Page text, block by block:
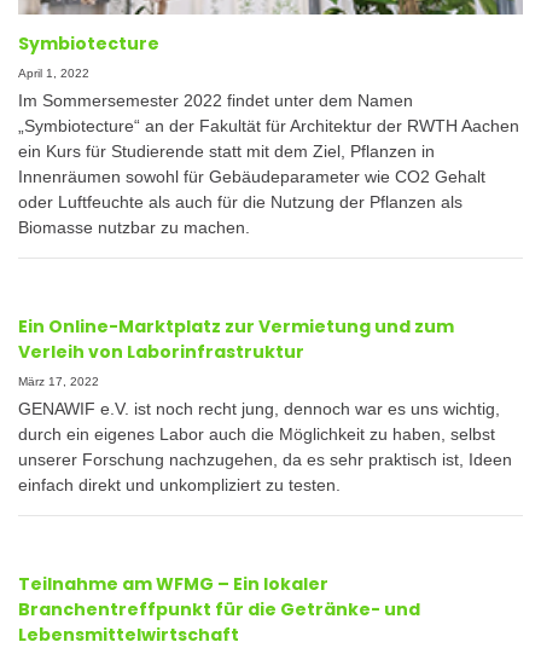
Symbiotecture
April 1, 2022
Im Sommersemester 2022 findet unter dem Namen
„Symbiotecture“ an der Fakultät für Architektur der RWTH Aachen
ein Kurs für Studierende statt mit dem Ziel, Pflanzen in
Innenräumen sowohl für Gebäudeparameter wie CO2 Gehalt
oder Luftfeuchte als auch für die Nutzung der Pflanzen als
Biomasse nutzbar zu machen.
Ein Online-Marktplatz zur Vermietung und zum
Verleih von Laborinfrastruktur
März 17, 2022
GENAWIF e.V. ist noch recht jung, dennoch war es uns wichtig,
durch ein eigenes Labor auch die Möglichkeit zu haben, selbst
unserer Forschung nachzugehen, da es sehr praktisch ist, Ideen
einfach direkt und unkompliziert zu testen.
Teilnahme am WFMG – Ein lokaler
Branchentreffpunkt für die Getränke- und
Lebensmittelwirtschaft